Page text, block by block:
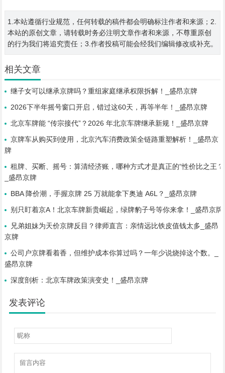
1.本站遵循行业规范，任何转载的稿件都会明确标注作者和来源；2.
本站的原创文章，请转载时务必注明文章作者和来源，不尊重原创
的行为我们将追究责任；3.作者投稿可能会经我们编辑修改或补充。
相关文章
继子女可以继承京牌吗？重组家庭继承权限拆解！_盛昂京牌
2026下半年摇号窗口开启，错过这60天，再等半年！_盛昂京牌
北京车牌能 “传宗接代”？2026 年北京车牌继承新规！_盛昂京牌
京牌车从购买到使用，北京汽车消费政策全链路重塑解析！_盛昂京
牌
租牌、买断、摇号：算清经济账，哪种方式才是真正的“性价比之王？
_盛昂京牌
BBA 降价潮，手握京牌 25 万就能拿下奥迪 A6L？_盛昂京牌
别只盯着京A！北京车牌新贵崛起，绿牌豹子号等你来拿！_盛昂京牌
兄弟姐妹为天价京牌反目？律师直言：亲情远比铁皮值钱太多_盛昂
京牌
公司户京牌看着香，但维护成本你算过吗？一年少说烧掉这个数。_
盛昂京牌
深度剖析：北京车牌政策演变史！_盛昂京牌
发表评论